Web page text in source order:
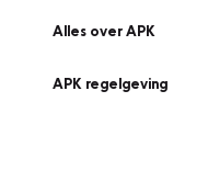
Alles over APK
APK regelgeving